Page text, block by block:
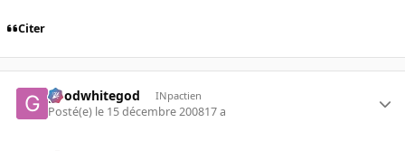
Citer
goodwhitegod INpactien
Posté(e) le 15 décembre 200817 a